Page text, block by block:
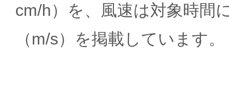
cm/h）を、風速は対象時間
（m/s）を掲載しています。